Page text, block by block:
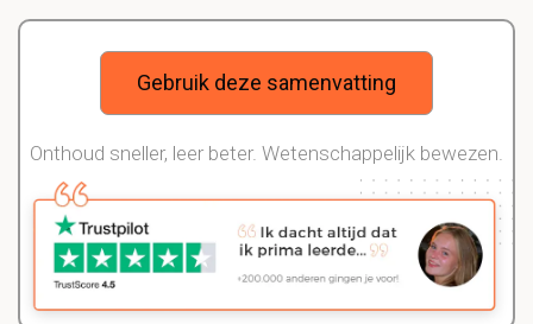
Gebruik deze samenvatting
Onthoud sneller, leer beter. Wetenschappelijk bewezen.